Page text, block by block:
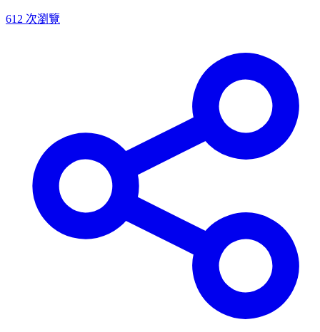
612 次瀏覽